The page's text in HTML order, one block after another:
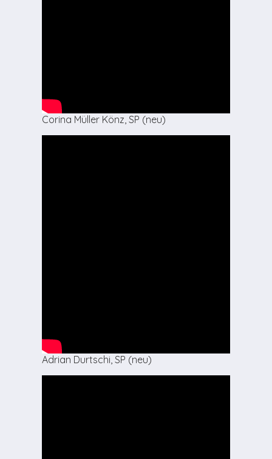
Corina Müller Könz, SP (neu)
Adrian Durtschi, SP (neu)